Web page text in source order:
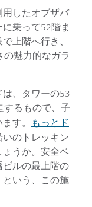
したオブザバ
乗って52階ま
上階へ行き、
魅力的なガラ
、タワーの53
るもので、子
す。 もっとド
のトレッキン
うか。安全ベ
ルの最上階の
いう、この施